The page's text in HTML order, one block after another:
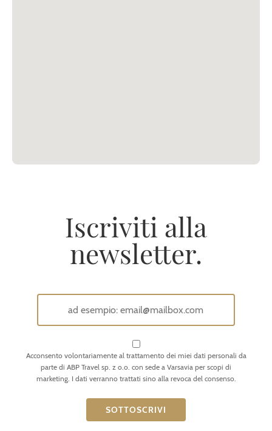
Iscriviti alla
newsletter.
Acconsento volontariamente al trattamento dei miei dati personali da
parte di ABP Travel sp. z o.o. con sede a Varsavia per scopi di
marketing. I dati verranno trattati sino alla revoca del consenso.